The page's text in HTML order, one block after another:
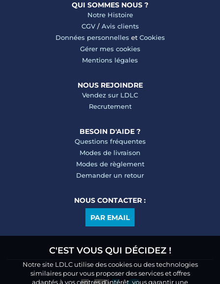
C'EST VOUS QUI DÉCIDEZ !
Notre site LDLC utilise des cookies ou des technologies
similaires pour vous proposer des services et offres
adaptés à vos centres d’intérêt, vous garantir une
QUI SOMMES NOUS ?
Notre Histoire
CGV/ Avis clients
Données personnelles et Cookies
Gérer mes cookies
Mentions légales
NOUS REJOINDRE
Vendez sur LDLC
Recrutement
BESOIN D'AIDE ?
Questions fréquentes
Modes de livraison
Modes de règlement
Demander un retour
NOUS CONTACTER :
PAR EMAIL